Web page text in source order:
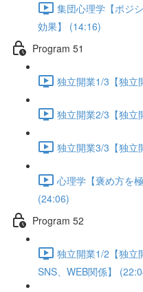
集団心理学【ポジ
効果】 (14:16)
Program 51
独立開業1/3【独立
独立開業2/3【独立
独立開業3/3【独立
心理学【褒め方を
(24:06)
Program 52
独立開業1/2【独
SNS、WEB関係】